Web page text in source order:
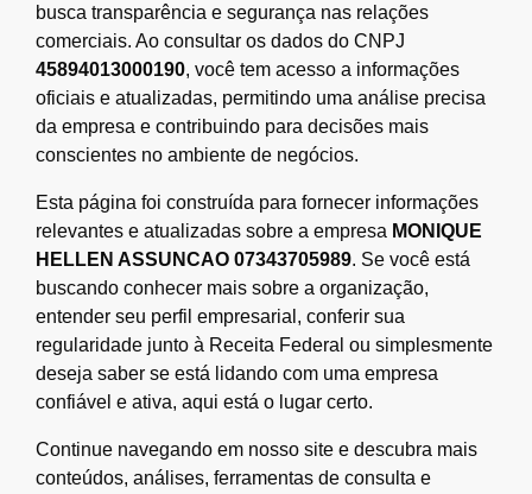
busca transparência e segurança nas relações
comerciais. Ao consultar os dados do CNPJ
45894013000190, você tem acesso a informações
oficiais e atualizadas, permitindo uma análise precisa
da empresa e contribuindo para decisões mais
conscientes no ambiente de negócios.
Esta página foi construída para fornecer informações
relevantes e atualizadas sobre a empresa MONIQUE
HELLEN ASSUNCAO 07343705989. Se você está
buscando conhecer mais sobre a organização,
entender seu perfil empresarial, conferir sua
regularidade junto à Receita Federal ou simplesmente
deseja saber se está lidando com uma empresa
confiável e ativa, aqui está o lugar certo.
Continue navegando em nosso site e descubra mais
conteúdos, análises, ferramentas de consulta e